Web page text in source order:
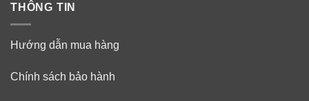
THÔNG TIN
Hướng dẫn mua hàng
Chính sách bảo hành